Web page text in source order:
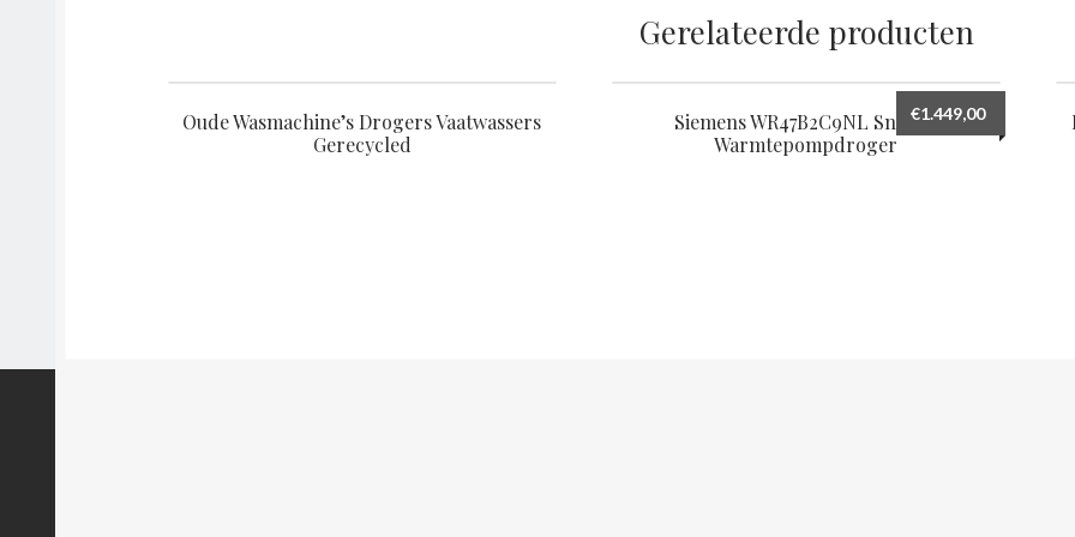
Gerelateerde producten
Oude Wasmachine’s Drogers Vaatwassers
Gerecycled
Siemens WR47B2C9NL Snelste
Warmtepompdroger
€1.449,00